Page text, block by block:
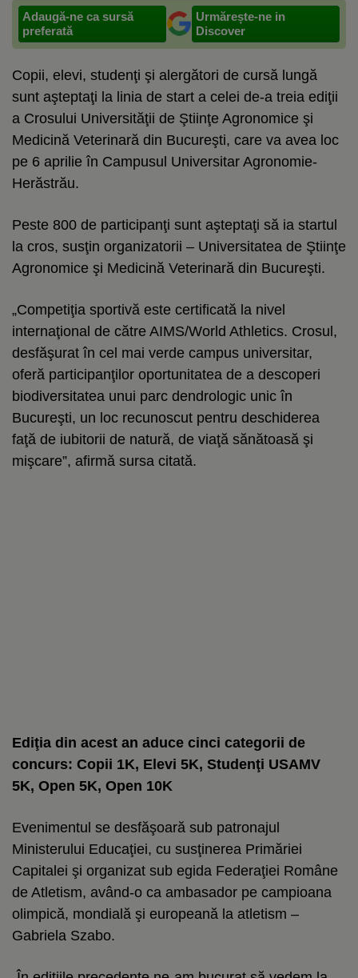
Adaugă-ne ca sursă
preferată
Urmărește-ne in
Discover
Copii, elevi, studenţi şi alergători de cursă lungă
sunt aşteptaţi la linia de start a celei de-a treia ediţii
a Crosului Universităţii de Ştiinţe Agronomice şi
Medicină Veterinară din Bucureşti, care va avea loc
pe 6 aprilie în Campusul Universitar Agronomie-
Herăstrău.
Peste 800 de participanţi sunt aşteptaţi să ia startul
la cros, susţin organizatorii – Universitatea de Ştiinţe
Agronomice şi Medicină Veterinară din Bucureşti.
„Competiţia sportivă este certificată la nivel
internaţional de către AIMS/World Athletics. Crosul,
desfăşurat în cel mai verde campus universitar,
oferă participanţilor oportunitatea de a descoperi
biodiversitatea unui parc dendrologic unic în
Bucureşti, un loc recunoscut pentru deschiderea
faţă de iubitorii de natură, de viaţă sănătoasă şi
mişcare”, afirmă sursa citată.
Ediţia din acest an aduce cinci categorii de
concurs: Copii 1K, Elevi 5K, Studenţi USAMV
5K, Open 5K, Open 10K
Evenimentul se desfăşoară sub patronajul
Ministerului Educaţiei, cu susţinerea Primăriei
Capitalei şi organizat sub egida Federaţiei Române
de Atletism, având-o ca ambasador pe campioana
olimpică, mondială şi europeană la atletism –
Gabriela Szabo.